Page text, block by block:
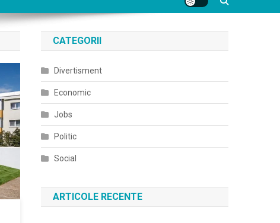
CATEGORII
Divertisment
Economic
Jobs
Politic
Social
ARTICOLE RECENTE